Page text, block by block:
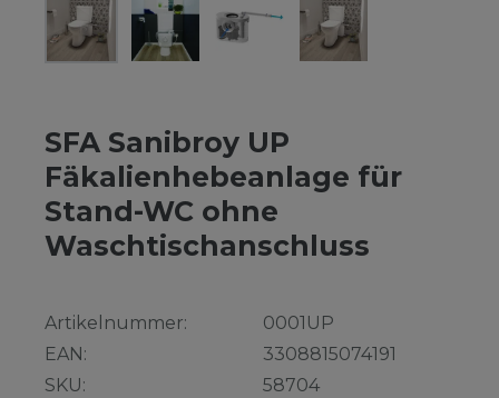
SFA Sanibroy UP
Fäkalienhebeanlage für
Stand-WC ohne
Waschtischanschluss
Artikelnummer:
EAN:
SKU:
0001UP
3308815074191
58704